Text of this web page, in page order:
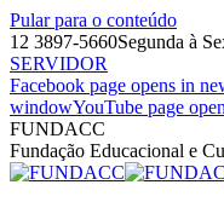
Pular para o conteúdo
12 3897-5660Segunda à
SERVIDOR
Facebook page opens in
windowYouTube page
FUNDACC
Fundação Educacional e